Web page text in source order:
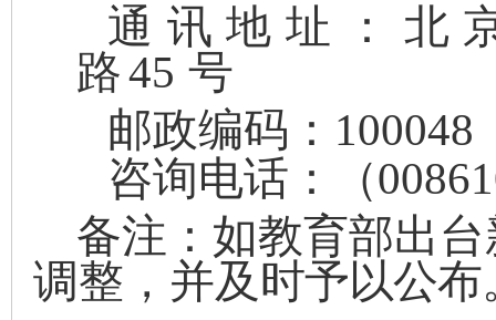
通讯地址：北
路45 号
邮政编码： 100048
咨询电话 ：（
备注：如教育部出
调整，并及 时予以公布